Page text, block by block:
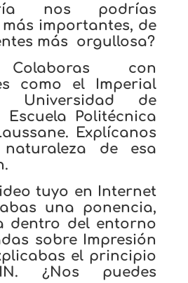
nos podrías
importantes, de
más orgullosa?
con
como el Imperial
Universidad de
Escuela Politécnica
Explícanos
de esa
tuyo en Internet
una ponencia,
dentro del entorno
sobre Impresión
el principio
¿Nos puedes